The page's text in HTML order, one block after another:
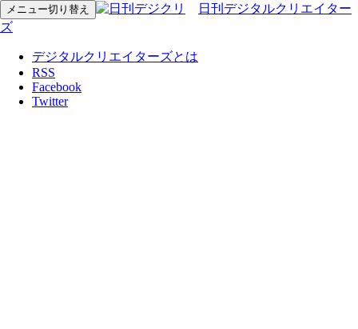
メニュー切り替え
日刊デジタルクリエイター
ズ
デジタルクリエイターズとは
RSS
Facebook
Twitter